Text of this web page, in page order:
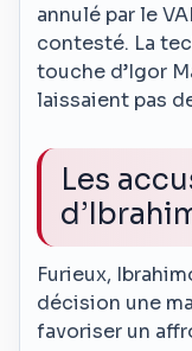
annulé par le
contesté. La
touche d’Igor
laissaient pas
Les
Furieux,
décision une
favoriser un